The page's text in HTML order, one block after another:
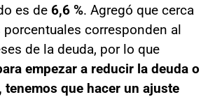
es de 6,6 %. Agregó que cerca
corresponden al
de la deuda, por lo que
empezar a reducir la deuda o
tenemos que hacer un ajuste